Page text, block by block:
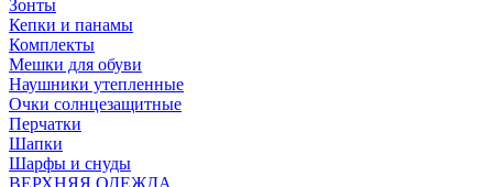
Зонты
Кепки и панамы
Комплекты
Мешки для обуви
Наушники утепленные
Очки солнцезащитные
Перчатки
Шапки
Шарфы и снуды
ВЕРХНЯЯ ОДЕЖДА